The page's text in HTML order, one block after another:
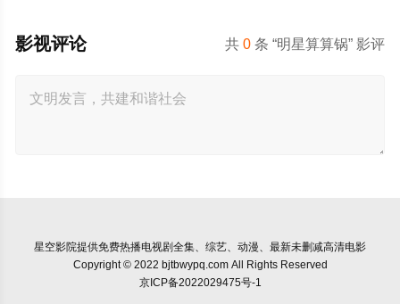
共0 条 “明星算算锅” 影评
影视评论
星空影院提供免费热播电视剧全集、综艺、动漫、最新未删减高清电影
Copyright © 2022 bjtbwypq.com All Rights Reserved
京ICP备2022029475号-1